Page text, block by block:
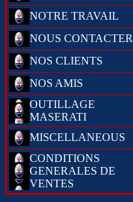
NOTRE TRAVAIL
NOUS CONTACTER
NOS CLIENTS
NOS AMIS
OUTILLAGE
MASERATI
MISCELLANEOUS
CONDITIONS
GENERALES DE
VENTES